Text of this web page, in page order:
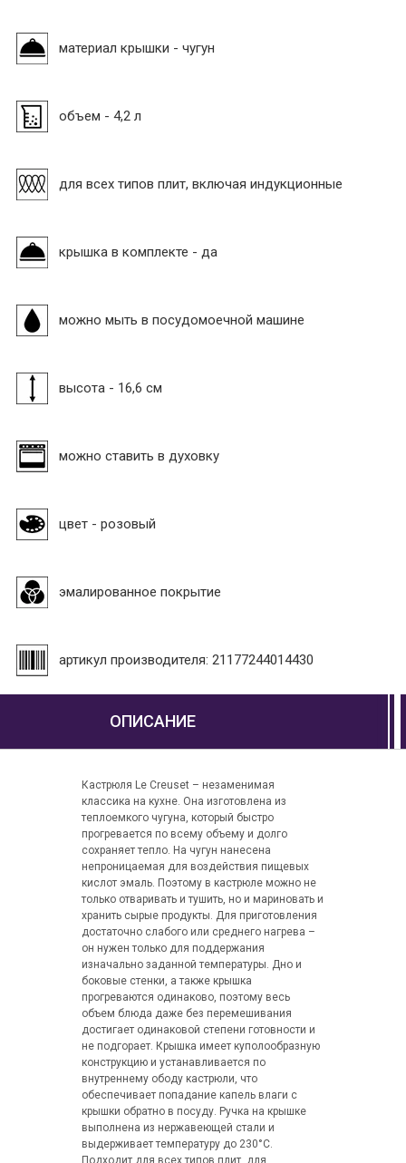
материал крышки - чугун
объем - 4,2 л
для всех типов плит, включая индукционные
крышка в комплекте - да
можно мыть в посудомоечной машине
высота - 16,6 см
можно ставить в духовку
цвет - розовый
эмалированное покрытие
артикул производителя: 21177244014430
ОПИСАНИЕ
Кастрюля Le Creuset – незаменимая
классика на кухне. Она изготовлена из
теплоемкого чугуна, который быстро
прогревается по всему объему и долго
сохраняет тепло. На чугун нанесена
непроницаемая для воздействия пищевых
кислот эмаль. Поэтому в кастрюле можно не
только отваривать и тушить, но и мариновать и
хранить сырые продукты. Для приготовления
достаточно слабого или среднего нагрева –
он нужен только для поддержания
изначально заданной температуры. Дно и
боковые стенки, а также крышка
прогреваются одинаково, поэтому весь
объем блюда даже без перемешивания
достигает одинаковой степени готовности и
не подгорает. Крышка имеет куполообразную
конструкцию и устанавливается по
внутреннему ободу кастрюли, что
обеспечивает попадание капель влаги с
крышки обратно в посуду. Ручка на крышке
выполнена из нержавеющей стали и
выдерживает температуру до 230°С.